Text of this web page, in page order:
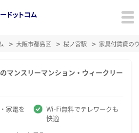
大阪市都島区 桜ノ宮駅 家具付賃貸の
マンスリーマンション・ウィークリー
家電を
Wi-Fi無料でテレワークも
快適